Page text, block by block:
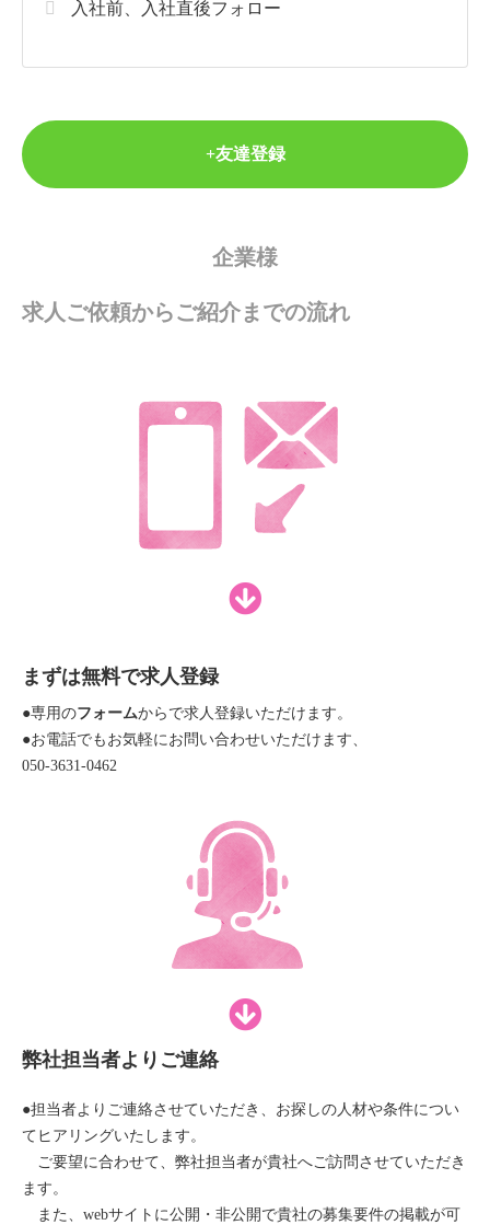
入社前、入社直後フォロー
+友達登録
企業様
求人ご依頼からご紹介までの流れ
まずは無料で求人登録
●専用のフォームからで求人登録いただけます。
●お電話でもお気軽にお問い合わせいただけます、
050-3631-0462
弊社担当者よりご連絡
●担当者よりご連絡させていただき、お探しの人材や条件につい
てヒアリングいたします。
ご要望に合わせて、弊社担当者が貴社へご訪問させていただき
ます。
また、webサイトに公開・非公開で貴社の募集要件の掲載が可